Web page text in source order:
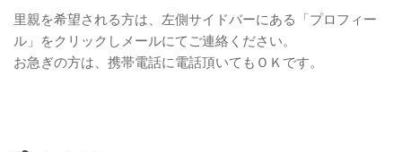
里親を希望される方は、左側サイドバーにある「プロフィー
ル」をクリックしメールにてご連絡ください。
お急ぎの方は、携帯電話に電話頂いてもＯＫです。